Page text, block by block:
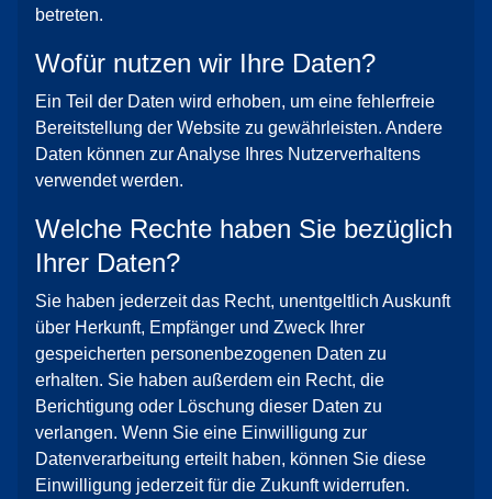
betreten.
Wofür nutzen wir Ihre Daten?
Ein Teil der Daten wird erhoben, um eine fehlerfreie
Bereitstellung der Website zu gewährleisten. Andere
Daten können zur Analyse Ihres Nutzerverhaltens
verwendet werden.
Welche Rechte haben Sie bezüglich
Ihrer Daten?
Sie haben jederzeit das Recht, unentgeltlich Auskunft
über Herkunft, Empfänger und Zweck Ihrer
gespeicherten personenbezogenen Daten zu
erhalten. Sie haben außerdem ein Recht, die
Berichtigung oder Löschung dieser Daten zu
verlangen. Wenn Sie eine Einwilligung zur
Datenverarbeitung erteilt haben, können Sie diese
Einwilligung jederzeit für die Zukunft widerrufen.